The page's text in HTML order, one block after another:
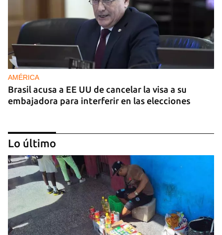
AMÉRICA
Brasil acusa a EE UU de cancelar la visa a su
embajadora para interferir en las elecciones
Lo último